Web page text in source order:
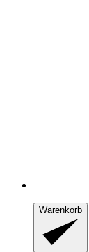
Warenkorb